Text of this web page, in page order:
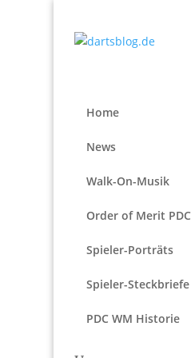
Home
News
Walk-On-Musik
Order of Merit PDC
Spieler-Porträts
Spieler-Steckbriefe
PDC WM Historie